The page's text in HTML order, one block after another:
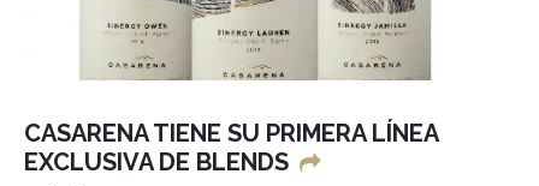
CASARENA TIENE SU PRIMERA LÍNEA
EXCLUSIVA DE BLENDS